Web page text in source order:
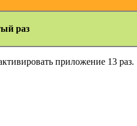
раз
приложение 13 раз.